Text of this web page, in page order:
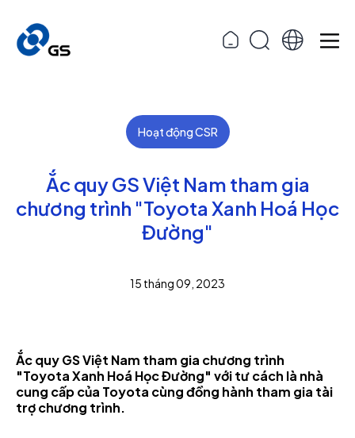
Hoạt động CSR
Ắc quy GS Việt Nam tham gia
chương trình "Toyota Xanh Hoá Học
Đường"
15 tháng 09, 2023
Ắc quy GS Việt Nam tham gia chương trình
"Toyota Xanh Hoá Học Đường" với tư cách là nhà
cung cấp của Toyota cùng đồng hành tham gia tài
trợ chương trình.